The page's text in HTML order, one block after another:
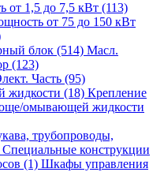
от 1,5 до 7,5 кВт (113)
от 75 до 150 кВт
блок (514) Масл.
(123)
Часть (95)
жидкости (18) Крепление
омывающей жидкости
трубопроводы,
Специальные конструкции
(1) Шкафы управления